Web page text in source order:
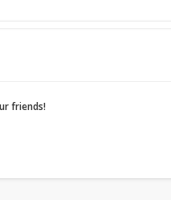
friends!